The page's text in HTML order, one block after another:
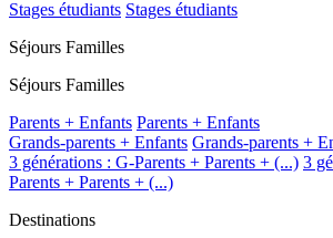
Stages étudiants Stages étudiants
Séjours Familles
Séjours Familles
Parents + Enfants Parents + Enfants
Grands-parents + Enfants Grands-parents +
3 générations : G-Parents + Parents + (...) 3
Parents + Parents + (...)
Destinations